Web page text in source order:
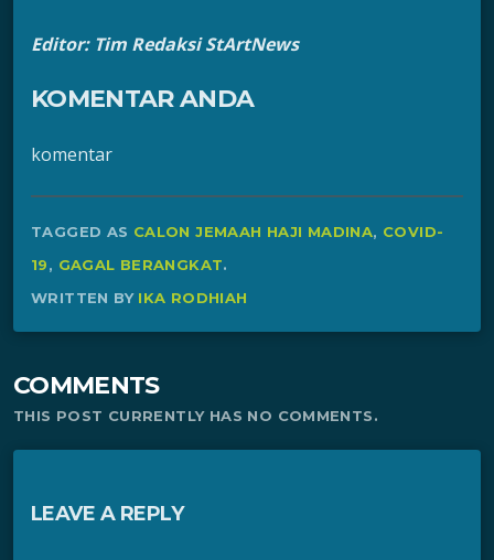
Editor: Tim Redaksi StArtNews
KOMENTAR ANDA
komentar
TAGGED AS CALON JEMAAH HAJI MADINA, COVID-
19, GAGAL BERANGKAT.
WRITTEN BY IKA RODHIAH
COMMENTS
THIS POST CURRENTLY HAS NO COMMENTS.
LEAVE A REPLY